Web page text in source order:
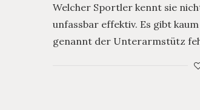
Welcher Sportler kennt sie
unfassbar effektiv. Es gibt
genannt der Unterarmstütz